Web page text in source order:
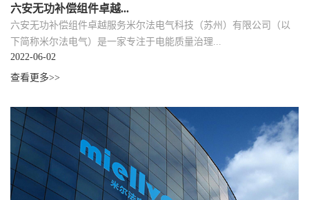
六安无功补偿组件卓越...
六安无功补偿组件卓越服务米尔法电气科技（苏州）有限公司（以
下简称米尔法电气）是一家专注于电能质量治理...
2022-06-02
查看更多>>